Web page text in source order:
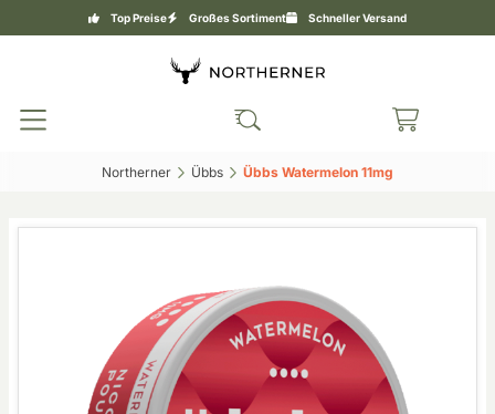
Top Preise Großes Sortiment Schneller Versand
Northerner‎ Übbs‎ Übbs Watermelon 11mg‎